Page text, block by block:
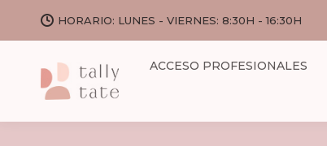
HORARIO: LUNES - VIERNES: 8:30H - 16:30H
ACCESO PROFESIONALES